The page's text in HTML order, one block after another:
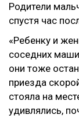
Родители
спустя час
«Ребенку и
соседних
они тоже
приезда
стояла на
удивлялись,